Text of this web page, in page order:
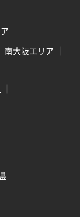
南大阪エリア